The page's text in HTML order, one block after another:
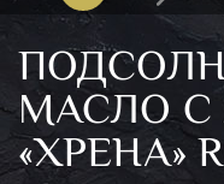
МАСЛО
«ХРЕНА»